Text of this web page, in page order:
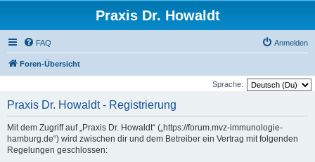
Praxis Dr. Howaldt
FAQ Anmelden
Foren-Übersicht
Sprache:
Praxis Dr. Howaldt - Registrierung
Mit dem Zugriff auf „Praxis Dr. Howaldt“ („https://forum.mvz-immunologie-
hamburg.de“) wird zwischen dir und dem Betreiber ein Vertrag mit folgenden
Regelungen geschlossen: